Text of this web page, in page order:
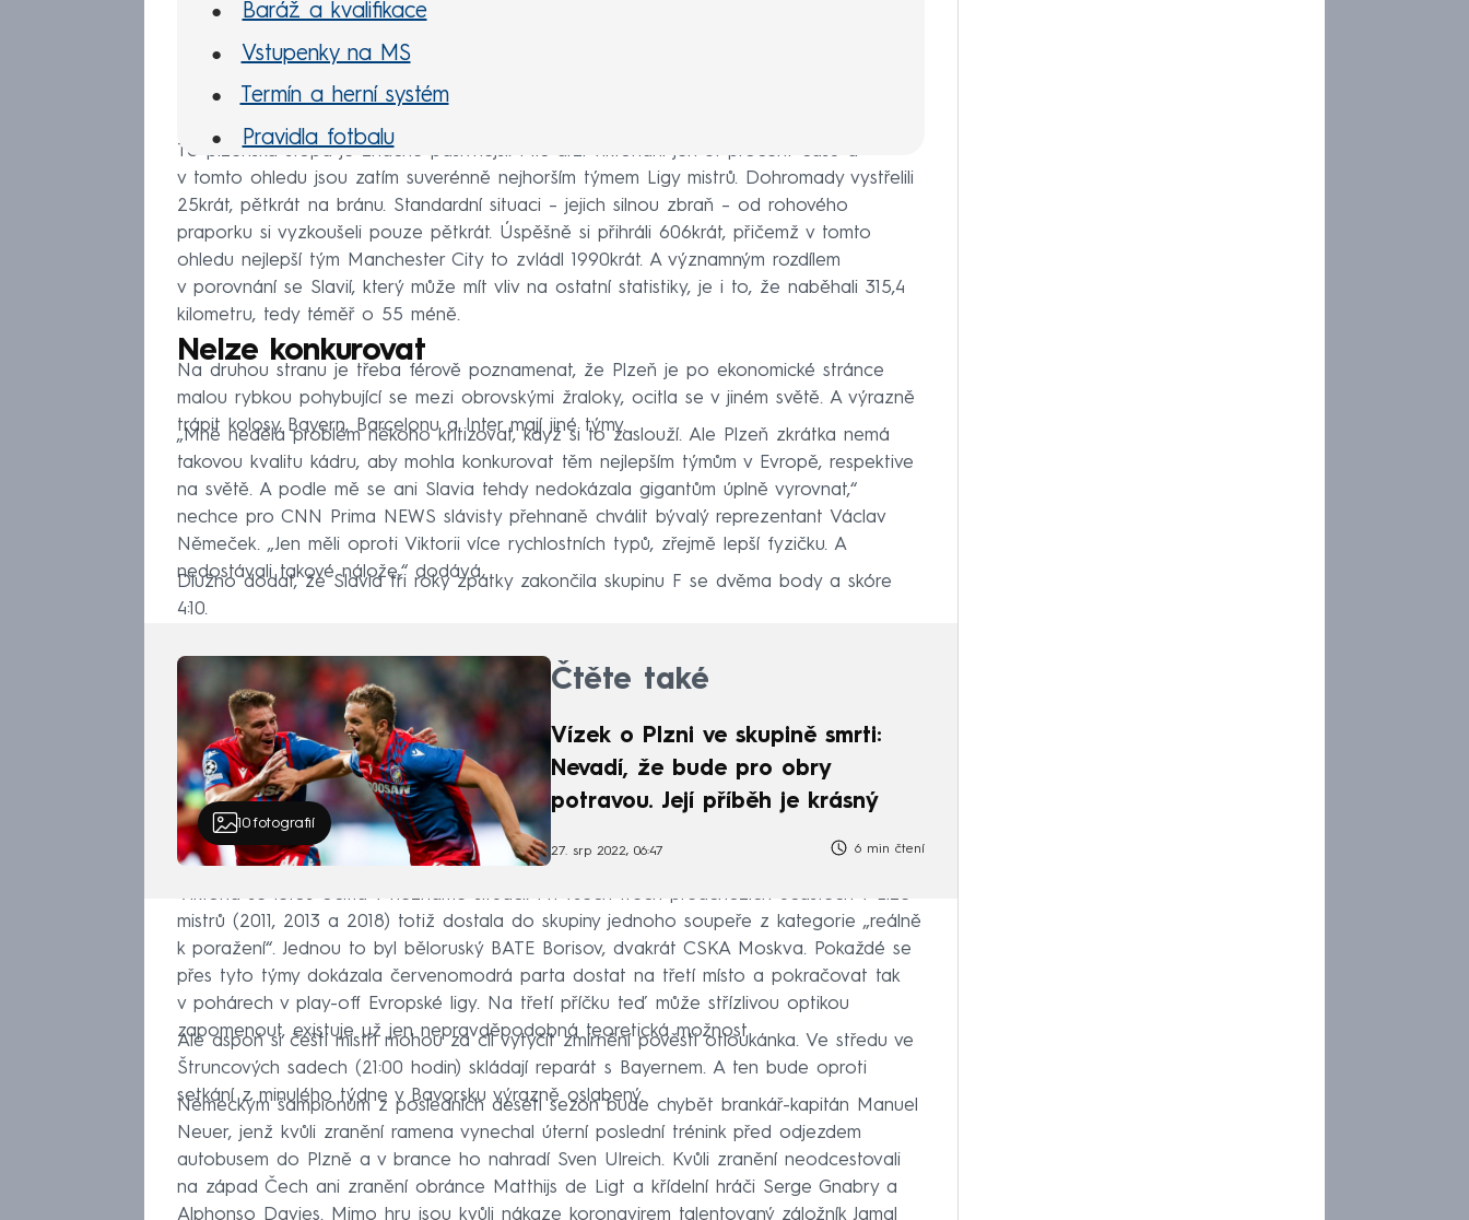
Baráž a kvalifikace
Vstupenky na MS
Termín a herní systém
Pravidla fotbalu
To plzeňská stopa je značně pasivnější. Míč drží viktoriáni jen 31 procent času a
v tomto ohledu jsou zatím suverénně nejhorším týmem Ligy mistrů. Dohromady vystřelili
25krát, pětkrát na bránu. Standardní situaci – jejich silnou zbraň – od rohového
praporku si vyzkoušeli pouze pětkrát. Úspěšně si přihráli 606krát, přičemž v tomto
ohledu nejlepší tým Manchester City to zvládl 1990krát. A významným rozdílem
v porovnání se Slavií, který může mít vliv na ostatní statistiky, je i to, že naběhali 315,4
kilometru, tedy téměř o 55 méně.
Nelze konkurovat
Na druhou stranu je třeba férově poznamenat, že Plzeň je po ekonomické stránce
malou rybkou pohybující se mezi obrovskými žraloky, ocitla se v jiném světě. A výrazně
trápit kolosy Bayern, Barcelonu a Inter mají jiné týmy.
„Mně nedělá problém někoho kritizovat, když si to zaslouží. Ale Plzeň zkrátka nemá
takovou kvalitu kádru, aby mohla konkurovat těm nejlepším týmům v Evropě, respektive
na světě. A podle mě se ani Slavia tehdy nedokázala gigantům úplně vyrovnat,“
nechce pro CNN Prima NEWS slávisty přehnaně chválit bývalý reprezentant Václav
Němeček. „Jen měli oproti Viktorii více rychlostních typů, zřejmě lepší fyzičku. A
nedostávali takové nálože,“ dodává.
Dlužno dodat, že Slavia tři roky zpátky zakončila skupinu F se dvěma body a skóre
4:10.
10fotografií
Čtěte také
Vízek o Plzni ve skupině smrti:
Nevadí, že bude pro obry
potravou. Její příběh je krásný
27. srp 2022, 06:47 6 min čtení
Viktoria se letos ocitla v neznámé situaci. Při všech třech předchozích účastech v Lize
mistrů (2011, 2013 a 2018) totiž dostala do skupiny jednoho soupeře z kategorie „reálně
k poražení“. Jednou to byl běloruský BATE Borisov, dvakrát CSKA Moskva. Pokaždé se
přes tyto týmy dokázala červenomodrá parta dostat na třetí místo a pokračovat tak
v pohárech v play-off Evropské ligy. Na třetí příčku teď může střízlivou optikou
zapomenout, existuje už jen nepravděpodobná teoretická možnost.
Ale aspoň si čeští mistři mohou za cíl vytyčit zmírnění pověsti otloukánka. Ve středu ve
Štruncových sadech (21:00 hodin) skládají reparát s Bayernem. A ten bude oproti
setkání z minulého týdne v Bavorsku výrazně oslabený.
Německým šampionům z posledních deseti sezon bude chybět brankář-kapitán Manuel
Neuer, jenž kvůli zranění ramena vynechal úterní poslední trénink před odjezdem
autobusem do Plzně a v brance ho nahradí Sven Ulreich. Kvůli zranění neodcestovali
na západ Čech ani zranění obránce Matthijs de Ligt a křídelní hráči Serge Gnabry a
Alphonso Davies. Mimo hru jsou kvůli nákaze koronavirem talentovaný záložník Jamal